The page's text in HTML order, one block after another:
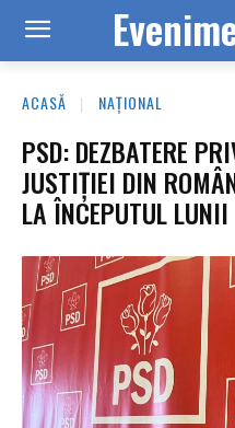
ACASĂ NAȚIONAL
PSD: DEZBATERE
JUSTIȚIEI DIN
LA ÎNCEPUTUL